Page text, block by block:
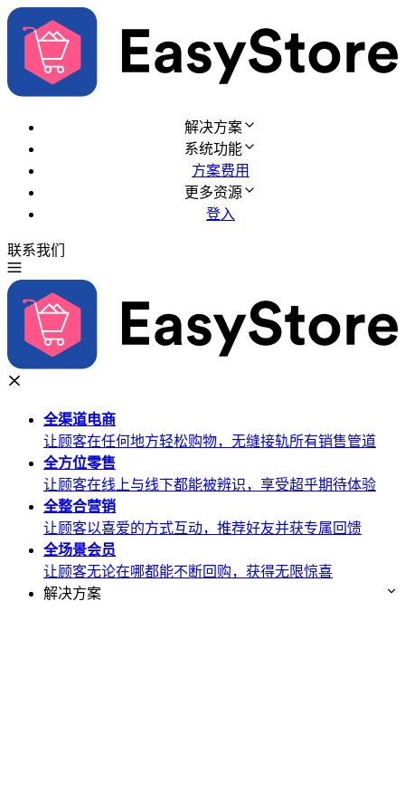
解决方案
系统功能
方案费用
更多资源
登入
联系我们
全渠道电商
让顾客在任何地方轻松购物，无缝接轨所有销售管道
全方位零售
让顾客在线上与线下都能被辨识，享受超乎期待体验
全整合营销
让顾客以喜爱的方式互动，推荐好友并获专属回馈
全场景会员
让顾客无论在哪都能不断回购，获得无限惊喜
解决方案